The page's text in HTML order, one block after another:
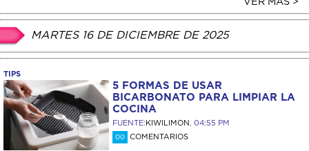
MARTES 16 DE DICIEMBRE DE 2025
TIPS
5 FORMAS DE USAR
BICARBONATO PARA LIMPIAR LA
COCINA
FUENTE: KIWILIMON , 04:55 PM
00 COMENTARIOS